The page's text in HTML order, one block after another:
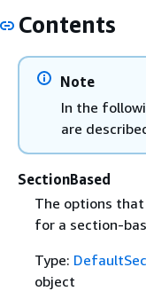
Contents
Note
In the
are
SectionBased
The options
for a section-
Type:
object